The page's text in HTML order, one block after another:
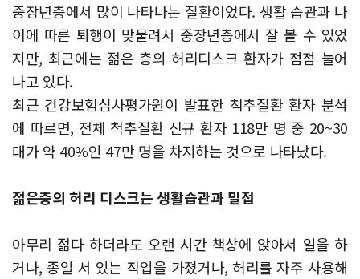
중장년층에서 많이 나타나는 질환이었다. 생활 습관과 나
이에 따른 퇴행이 맞물려서 중장년층에서 잘 볼 수 있었
지만, 최근에는 젊은 층의 허리디스크 환자가 점점 늘어
나고 있다.
최근 건강보험심사평가원이 발표한 척추질환 환자 분석
에 따르면, 전체 척추질환 신규 환자 118만 명 중 20~30
대가 약 40%인 47만 명을 차지하는 것으로 나타났다.
젊은층의 허리 디스크는 생활습관과 밀접
아무리 젊다 하더라도 오랜 시간 책상에 앉아서 일을 하
거나, 종일 서 있는 직업을 가졌거나, 허리를 자주 사용해